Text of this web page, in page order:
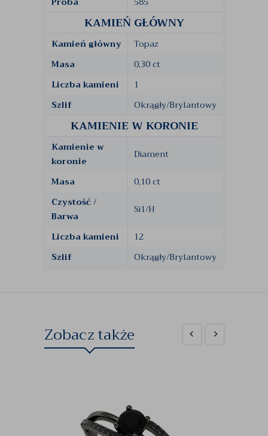
KAMIEŃ GŁÓWNY
Kamień główny
Topaz
Masa
0,30 ct
Liczba kamieni
1
Szlif
Okrągły/Brylantowy
KAMIENIE W KORONIE
Kamienie w
koronie
Diament
Masa
0,10 ct
Czystość /
Barwa
Si1/H
Liczba kamieni
12
Szlif
Okrągły/Brylantowy
Zobacz także